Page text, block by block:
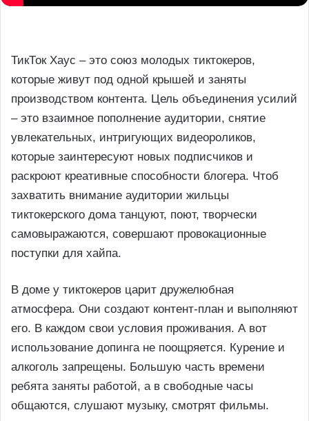
ТикТок Хаус – это союз молодых тиктокеров,
которые живут под одной крышей и заняты
производством контента. Цель объединения усилий
– это взаимное пополнение аудитории, снятие
увлекательных, интригующих видеороликов,
которые заинтересуют новых подписчиков и
раскроют креативные способности блогера. Чтоб
захватить внимание аудитории жильцы
тиктокерского дома танцуют, поют, творчески
самовыражаются, совершают провокационные
поступки для хайпа.
В доме у тиктокеров царит дружелюбная
атмосфера. Они создают контент-план и выполняют
его. В каждом свои условия проживания. А вот
использование допинга не поощряется. Курение и
алкоголь запрещены. Большую часть времени
ребята заняты работой, а в свободные часы
общаются, слушают музыку, смотрят фильмы.